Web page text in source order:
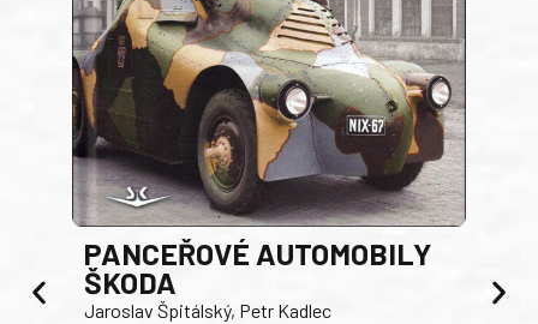
PANCEŘOVÉ AUTOMOBILY
ŠKODA
Jaroslav Špitálský, Petr Kadlec